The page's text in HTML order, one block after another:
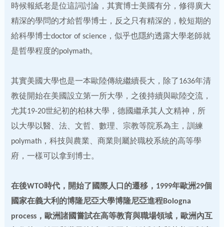
時候報紙老是位這詞討論，其實博士美國有分，修得廣大
精深的學問的才給哲學博士，反之只有精深的，較短期的
給科學博士doctor of science，似乎也隱約透露大學老師就
是哲學程度的polymath。
其實美國大學也是一本歐陸傳統繼續長大，除了1636年清
教徒開始在美國設立第一所大學，之後持續與歐陸交流，
尤其19-20世紀初的柏林大學，德國繼承其人文精神，所
以大學以醫、法、文哲、數理、宗教等院系為主，訓練
polymath，科技與農業、商業則屬於職校系統的高等學
府，一樣可以拿到博士。
在後WTO時代，開始了國際人口的遷移，1999年歐洲29個
國家在義大利的博隆尼亞大學博隆尼亞進程Bologna
process，歐洲諸國嘗試在高等教育與職場領域，歐洲內互